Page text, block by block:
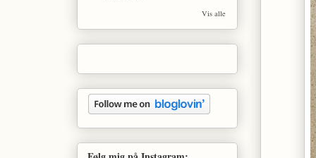
Vis alle